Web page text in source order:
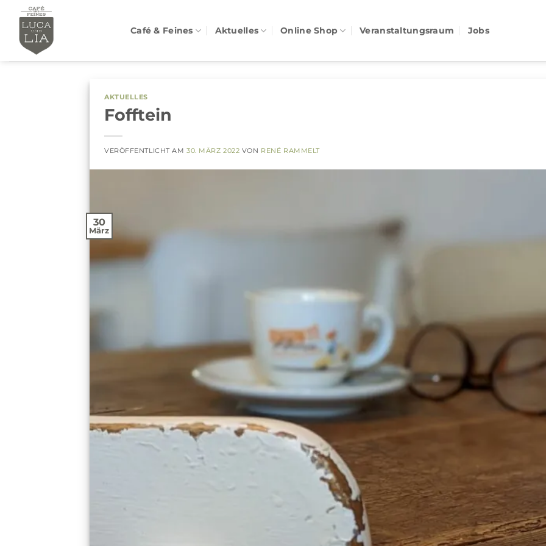
Inhalt
springen
Café & Feines Aktuelles Online Shop Veranstaltungsraum Jobs
AKTUELLES
Fofftein
VERÖFFENTLICHT AM30. MÄRZ 2022 VON RENÉ RAMMELT
30
März